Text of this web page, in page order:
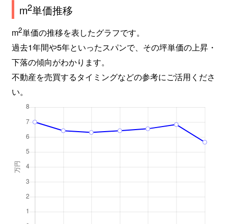
m2単価推移
m2単価の推移を表したグラフです。
過去1年間や5年といったスパンで、その坪単価の上昇・
下落の傾向がわかります。
不動産を売買するタイミングなどの参考にご活用くださ
い。